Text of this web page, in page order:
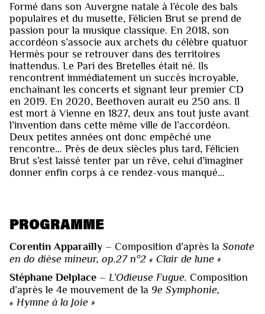
Formé dans son Auvergne natale à l’école des bals
populaires et du musette, Félicien Brut se prend de
passion pour la musique classique. En 2018, son
accordéon s’associe aux archets du célèbre quatuor
Hermès pour se retrouver dans des territoires
inattendus. Le Pari des Bretelles était né. Ils
rencontrent immédiatement un succès incroyable,
enchainant les concerts et signant leur premier CD
en 2019. En 2020, Beethoven aurait eu 250 ans. Il
est mort à Vienne en 1827, deux ans tout juste avant
l’invention dans cette même ville de l’accordéon.
Deux petites années ont donc empêché une
rencontre… Près de deux siècles plus tard, Félicien
Brut s’est laissé tenter par un rêve, celui d’imaginer
donner enfin corps à ce rendez-vous manqué…
PROGRAMME
Corentin Apparailly – Composition d’après la Sonate
en do dièse mineur, op.27 n°2 « Clair de lune »
Stéphane Delplace – L’Odieuse Fugue. Composition
d’après le 4e mouvement de la 9e Symphonie,
« Hymne à la Joie »